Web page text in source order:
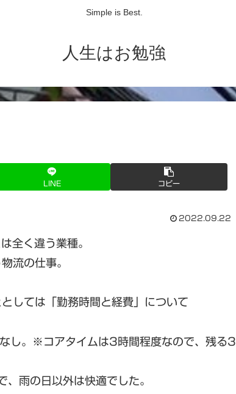
Simple is Best.
人生はお勉強
LINE コピー
2022.09.22
全く違う業種。
流の仕事。
しては「勤務時間と経費」について
し。※コアタイムは3時間程度なので、残る3
雨の日以外は快適でした。